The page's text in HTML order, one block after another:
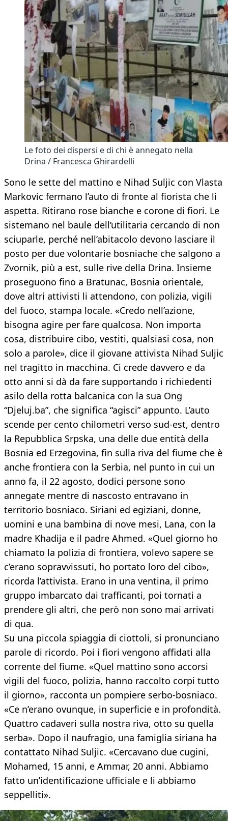
Le foto dei dispersi e di chi è annegato nella
Drina / Francesca Ghirardelli
Sono le sette del mattino e Nihad Suljic con Vlasta
Markovic fermano l’auto di fronte al fiorista che li
aspetta. Ritirano rose bianche e corone di fiori. Le
sistemano nel baule dell’utilitaria cercando di non
sciuparle, perché nell’abitacolo devono lasciare il
posto per due volontarie bosniache che salgono a
Zvornik, più a est, sulle rive della Drina. Insieme
proseguono fino a Bratunac, Bosnia orientale,
dove altri attivisti li attendono, con polizia, vigili
del fuoco, stampa locale. «Credo nell’azione,
bisogna agire per fare qualcosa. Non importa
cosa, distribuire cibo, vestiti, qualsiasi cosa, non
solo a parole», dice il giovane attivista Nihad Suljic
nel tragitto in macchina. Ci crede davvero e da
otto anni si dà da fare supportando i richiedenti
asilo della rotta balcanica con la sua Ong
“Djeluj.ba”, che significa “agisci” appunto. L’auto
scende per cento chilometri verso sud-est, dentro
la Repubblica Srpska, una delle due entità della
Bosnia ed Erzegovina, fin sulla riva del fiume che è
anche frontiera con la Serbia, nel punto in cui un
anno fa, il 22 agosto, dodici persone sono
annegate mentre di nascosto entravano in
territorio bosniaco. Siriani ed egiziani, donne,
uomini e una bambina di nove mesi, Lana, con la
madre Khadija e il padre Ahmed. «Quel giorno ho
chiamato la polizia di frontiera, volevo sapere se
c’erano sopravvissuti, ho portato loro del cibo»,
ricorda l’attivista. Erano in una ventina, il primo
gruppo imbarcato dai trafficanti, poi tornati a
prendere gli altri, che però non sono mai arrivati
di qua.
Su una piccola spiaggia di ciottoli, si pronunciano
parole di ricordo. Poi i fiori vengono affidati alla
corrente del fiume. «Quel mattino sono accorsi
vigili del fuoco, polizia, hanno raccolto corpi tutto
il giorno», racconta un pompiere serbo-bosniaco.
«Ce n’erano ovunque, in superficie e in profondità.
Quattro cadaveri sulla nostra riva, otto su quella
serba». Dopo il naufragio, una famiglia siriana ha
contattato Nihad Suljic. «Cercavano due cugini,
Mohamed, 15 anni, e Ammar, 20 anni. Abbiamo
fatto un’identificazione ufficiale e li abbiamo
seppelliti».